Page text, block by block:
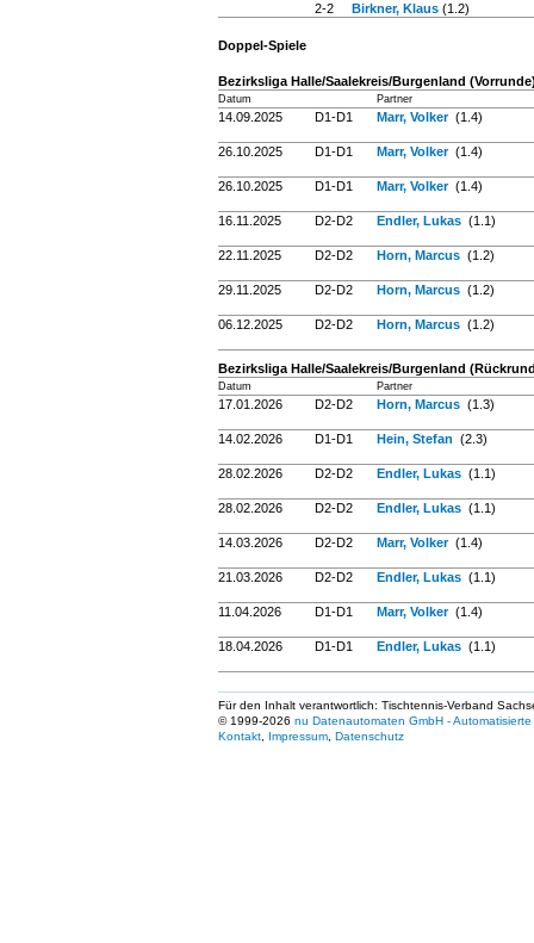
2-2
Birkner, Klaus (1.2)
Doppel-Spiele
Bezirksliga Halle/Saalekreis/Burgenland
Datum Partner
14.09.2025 D1-D1 Marr, Volker (1.4)
26.10.2025 D1-D1 Marr, Volker (1.4)
26.10.2025 D1-D1 Marr, Volker (1.4)
16.11.2025 D2-D2 Endler, Lukas (1.1)
22.11.2025 D2-D2 Horn, Marcus (1.2)
29.11.2025 D2-D2 Horn, Marcus (1.2)
06.12.2025 D2-D2 Horn, Marcus (1.2)
Bezirksliga Halle/Saalekreis/Burgenland
Datum Partner
17.01.2026 D2-D2 Horn, Marcus (1.3)
14.02.2026 D1-D1 Hein, Stefan (2.3)
28.02.2026 D2-D2 Endler, Lukas (1.1)
28.02.2026 D2-D2 Endler, Lukas (1.1)
14.03.2026 D2-D2 Marr, Volker (1.4)
21.03.2026 D2-D2 Endler, Lukas (1.1)
11.04.2026 D1-D1 Marr, Volker (1.4)
18.04.2026 D1-D1 Endler, Lukas (1.1)
Für den Inhalt verantwortlich: Tischtennis-Verband
© 1999-2026 nu Datenautomaten GmbH -
Kontakt
Impressum Datenschutz